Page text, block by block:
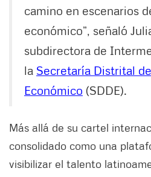
camino en escenarios
económico”, señaló
subdirectora de
la Secretaría Distrital
Económico (SDDE).
Más allá de su cartel
consolidado como una
visibilizar el talento